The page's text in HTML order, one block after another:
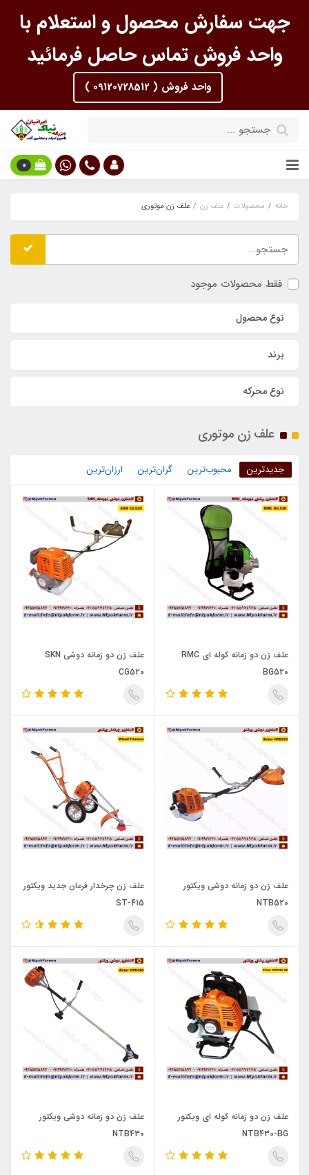
جهت سفارش محصول و استعلام با
واحد فروش تماس حاصل فرمائید
واحد فروش ( 09120728512 )
0
خانه محصولات علف زن علف زن موتوری
فقط محصولات موجود
نوع محصول
برند
نوع محرکه
علف زن موتوری
جدیدترین محبوب‌ترین گران‌ترین ارزان‌ترین
علف زن دو زمانه کوله ای RMC
BG520
علف زن دو زمانه دوشی SKN
CG520
علف زن دو زمانه دوشی ویکتور
NTB520
علف زن چرخدار فرمان جدید ویکتور
ST-415
علف زن دو زمانه کوله ای ویکتور
NTB430-BG
علف زن دو زمانه دوشی ویکتور
NTB430